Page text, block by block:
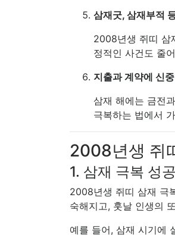
삼재굿, 삼재부적
2008년생 쥐띠 삼
정적인 사건도 줄
지출과 계약에 신
삼재 해에는 금전
극복하는 법에서
2008년생 쥐
1. 삼재 극복 성
2008년생 쥐띠 삼재 극
숙해지고, 훗날 인생의
예를 들어, 삼재 시기에